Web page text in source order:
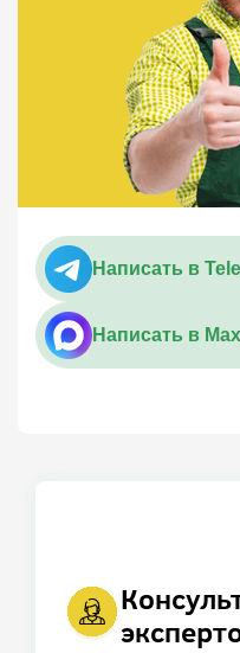
Написать в
Написать в Max